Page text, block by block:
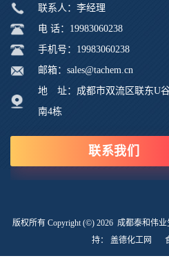
联系人：李经理
电 话：19983060238
手机号：19983060238
邮箱：sales@tachem.cn
地 址：成都市双流区联东U
南4栋
联系我们
版权所有 Copyright (©) 2026 成都泰和伟业
持： 盖德化工网